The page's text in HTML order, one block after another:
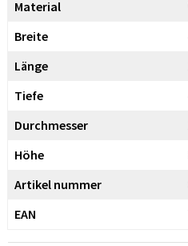
Material
Breite
Länge
Tiefe
Durchmesser
Höhe
Artikel nummer
EAN